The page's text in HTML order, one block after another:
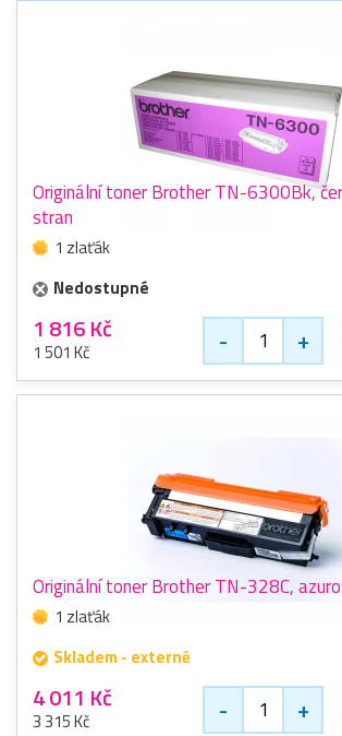
Originální toner Brother TN-6300Bk,
stran
1 zlaťák
Nedostupné
1 816 Kč
1 501 Kč - +
Originální toner Brother TN-328C,
1 zlaťák
Skladem - externě
4 011 Kč
3 315 Kč - +